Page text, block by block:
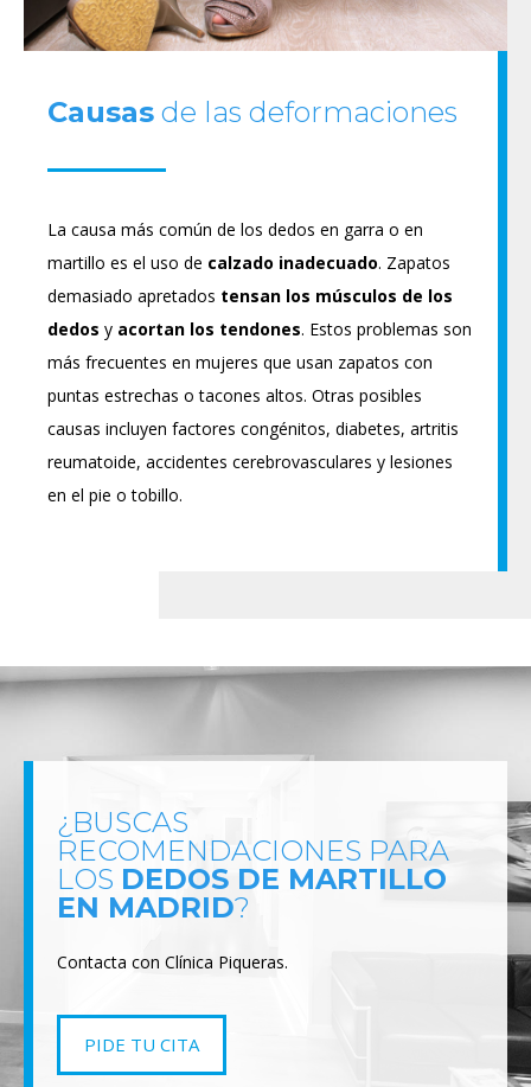
Causas de las deformaciones
La causa más común de los dedos en garra o en
martillo es el uso de calzado inadecuado. Zapatos
demasiado apretados tensan los músculos de los
dedos y acortan los tendones. Estos problemas son
más frecuentes en mujeres que usan zapatos con
puntas estrechas o tacones altos. Otras posibles
causas incluyen factores congénitos, diabetes, artritis
reumatoide, accidentes cerebrovasculares y lesiones
en el pie o tobillo.
¿BUSCAS
RECOMENDACIONES PARA
LOS DEDOS DE MARTILLO
EN MADRID?
Contacta con Clínica Piqueras.
PIDE TU CITA